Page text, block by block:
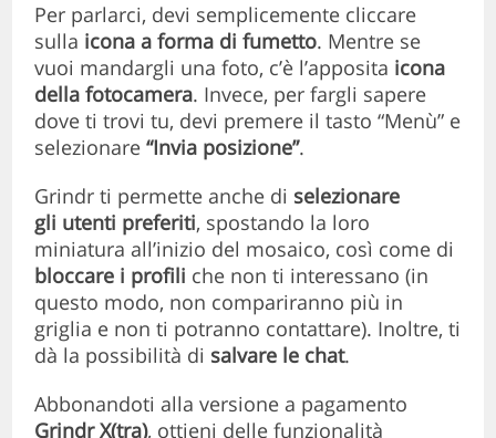
Per parlarci, devi semplicemente cliccare
sulla icona a forma di fumetto. Mentre se
vuoi mandargli una foto, c’è l’apposita icona
della fotocamera. Invece, per fargli sapere
dove ti trovi tu, devi premere il tasto “Menù” e
selezionare“Invia posizione”.
Grindr ti permette anche di selezionare
gli utenti preferiti, spostando la loro
miniatura all’inizio del mosaico, così come di
bloccare i profili che non ti interessano (in
questo modo, non compariranno più in
griglia e non ti potranno contattare). Inoltre, ti
dà la possibilità di salvare le chat.
Abbonandoti alla versione a pagamento
Grindr X(tra), ottieni delle funzionalità